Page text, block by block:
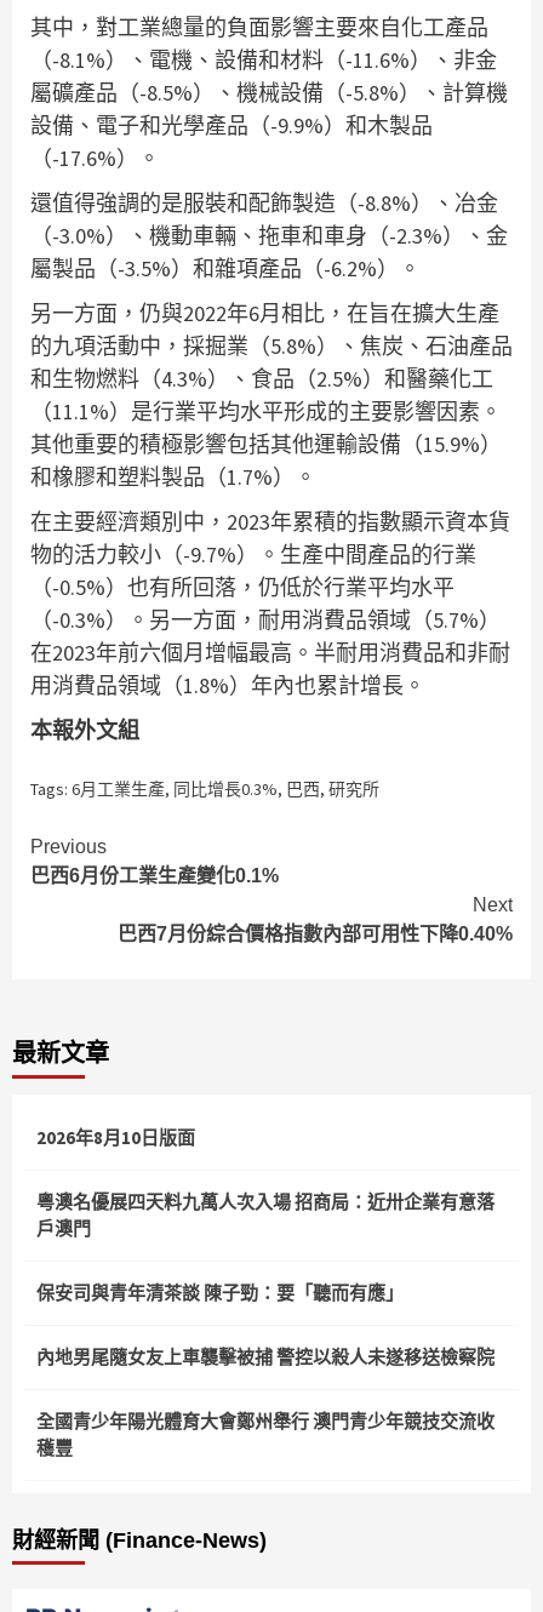
其中，對工業總量的負面影響主要來自化工產品
（-8.1%）、電機、設備和材料（-11.6%）、非金
屬礦產品（-8.5%）、機械設備（-5.8%）、計算機
設備、電子和光學產品（-9.9%）和木製品
（-17.6%）。
還值得強調的是服裝和配飾製造（-8.8%）、冶金
（-3.0%）、機動車輛、拖車和車身（-2.3%）、金
屬製品（-3.5%）和雜項產品（-6.2%）。
另一方面，仍與2022年6月相比，在旨在擴大生產
的九項活動中，採掘業（5.8%）、焦炭、石油產品
和生物燃料（4.3%）、食品（2.5%）和醫藥化工
（11.1%）是行業平均水平形成的主要影響因素。
其他重要的積極影響包括其他運輸設備（15.9%）
和橡膠和塑料製品（1.7%）。
在主要經濟類別中，2023年累積的指數顯示資本貨
物的活力較小（-9.7%）。生產中間產品的行業
（-0.5%）也有所回落，仍低於行業平均水平
（-0.3%）。另一方面，耐用消費品領域（5.7%）
在2023年前六個月增幅最高。半耐用消費品和非耐
用消費品領域（1.8%）年內也累計增長。
本報外文組
Tags: 6月工業生產, 同比增長0.3%, 巴西, 研究所
Continue
Reading
Previous
巴西6月份工業生產變化0.1%
Next
巴西7月份綜合價格指數內部可用性下降0.40%
最新文章
2026年8月10日版面
粵澳名優展四天料九萬人次入場 招商局：近卅企業有意落
戶澳門
保安司與青年清茶談 陳子勁：要「聽而有應」
內地男尾隨女友上車襲擊被捕 警控以殺人未遂移送檢察院
全國青少年陽光體育大會鄭州舉行 澳門青少年競技交流收
穫豐
財經新聞 (Finance-News)